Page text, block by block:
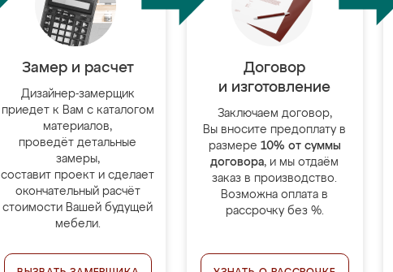
Замер и расчет
Дизайнер-замерщик
приедет к Вам с каталогом
материалов,
проведёт детальные
замеры,
составит проект и сделает
окончательный расчёт
стоимости Вашей будущей
мебели.
Договор
и изготовление
Заключаем договор,
Вы вносите предоплату в
размере 10% от суммы
договора, и мы отдаём
заказ в производство.
Возможна оплата в
рассрочку без %.